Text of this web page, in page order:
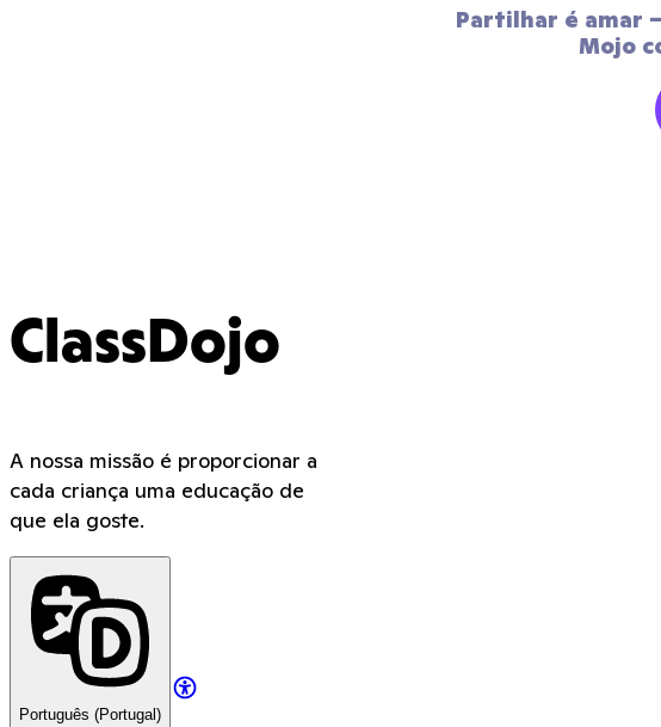
Partilhar é amar
Mojo
ClassDojo
A nossa missão é proporcionar a
cada criança uma educação de
que ela goste.
Português (Portugal)